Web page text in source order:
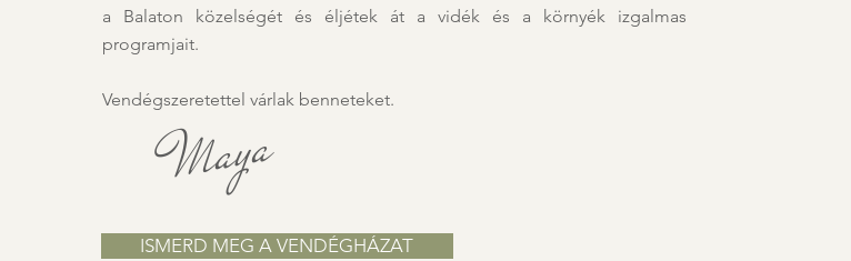
a Balaton közelségét és éljétek át a vidék és a környék izgalmas
programjait.
Vendégszeretettel várlak benneteket.
Maya
ISMERD MEG A VENDÉGHÁZAT